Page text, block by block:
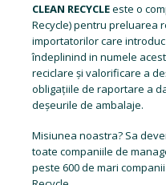
CLEAN RECYCLEeste o
Recycle) pentru preluarea
importatorilor care
îndeplinind in numele
reciclare și valorificare a
obligațiile de raportare a
deșeurile de ambalaje.
Misiunea noastra? Sa
toate companiile de
peste 600 de mari